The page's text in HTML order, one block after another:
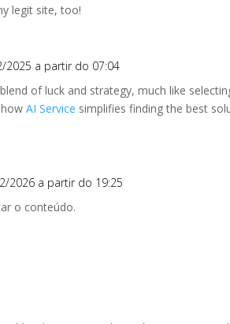
legit site, too!
2025 a partir do 07:04
of luck and strategy, much like
howAI Service simplifies finding the best
2026 a partir do 19:25
o conteúdo.